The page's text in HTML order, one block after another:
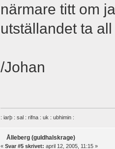
närmare titt om
utställandet ta
/Johan
: iarþ : sal : rifna : uk : ubhimin :
Ålleberg (guldhalskrage)
« Svar #5 skrivet: april 12, 2005, 11:15 »